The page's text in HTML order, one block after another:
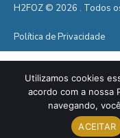
H2FOZ © 2026 . Todos
Política de Privacidade
Utilizamos cookies
acordo com a nossa
navegando,
ACEITAR